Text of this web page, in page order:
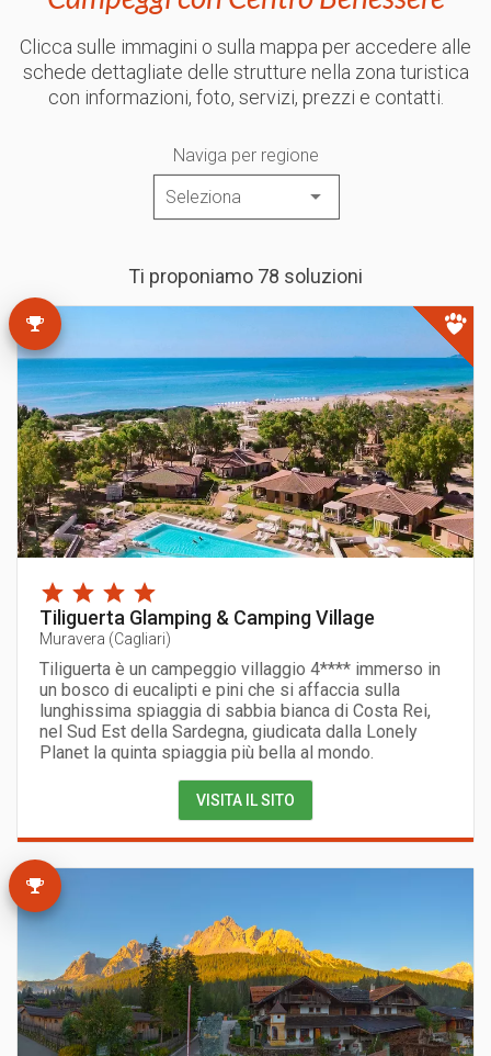
Clicca sulle immagini o sulla mappa per accedere alle
schede dettagliate delle strutture nella zona turistica
con informazioni, foto, servizi, prezzi e contatti.
Naviga per regione
Ti proponiamo 78 soluzioni
Tiliguerta Glamping & Camping Village
Muravera (Cagliari)
Tiliguerta è un campeggio villaggio 4**** immerso in
un bosco di eucalipti e pini che si affaccia sulla
lunghissima spiaggia di sabbia bianca di Costa Rei,
nel Sud Est della Sardegna, giudicata dalla Lonely
Planet la quinta spiaggia più bella al mondo.
VISITA IL SITO